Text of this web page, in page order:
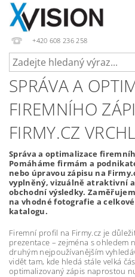
+420 608 236 258
SPRÁVA A
FIREMNÍHO
FIRMY.CZ
Správa a optimalizace
Pomáháme firmám a
nebo úpravou zápisu na
vyplněný, vizuálně atraktivní
obchodní výsledky.
na vhodné fotografie a
katalogu.
Firemní profil na Firmy.cz je
prezentace – zejména s ohledem
druhým nejpoužívanějším
vidět tam, kde hledá stále velká
optimalizovaný zápis naprostou